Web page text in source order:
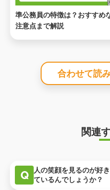
準公務員の特徴は？おすすめ
注意点まで解説
合わせて読
関連
Q
人の笑顔を見るのが好
ているんでしょうか？